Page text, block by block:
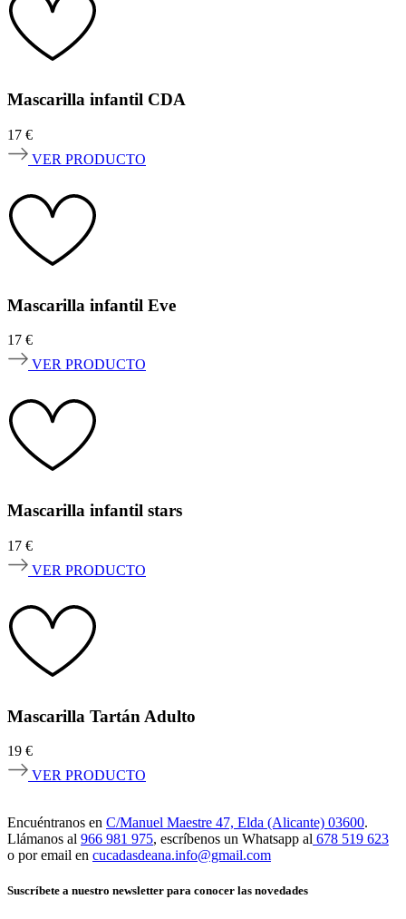
Mascarilla infantil CDA
17 €
VER PRODUCTO
Mascarilla infantil Eve
17 €
VER PRODUCTO
Mascarilla infantil stars
17 €
VER PRODUCTO
Mascarilla Tartán Adulto
19 €
VER PRODUCTO
Encuéntranos en C/Manuel Maestre 47, Elda (Alicante) 03600.
Llámanos al 966 981 975, escríbenos un Whatsapp al 678 519 623
o por email en cucadasdeana.info@gmail.com
Suscríbete a nuestro newsletter para conocer las novedades